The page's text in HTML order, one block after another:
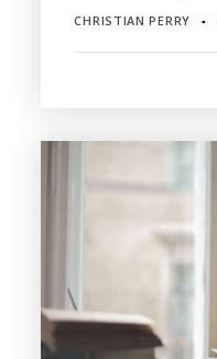
CHRISTIAN PERRY ▪